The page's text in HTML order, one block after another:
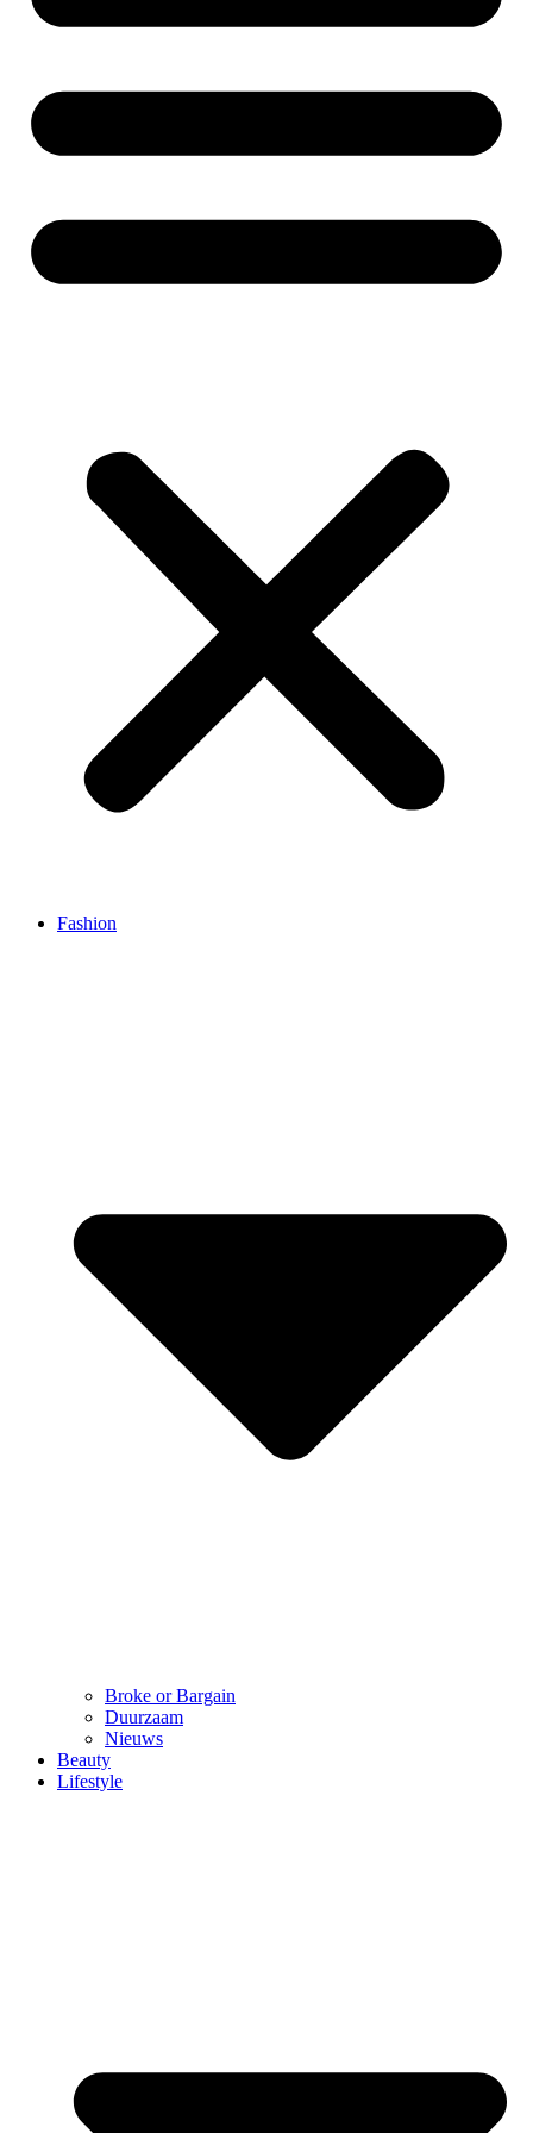
Fashion
Broke or Bargain
Duurzaam
Nieuws
Beauty
Lifestyle